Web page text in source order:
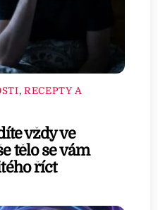
, RECEPTY A
vždy ve
tělo se vám
říct